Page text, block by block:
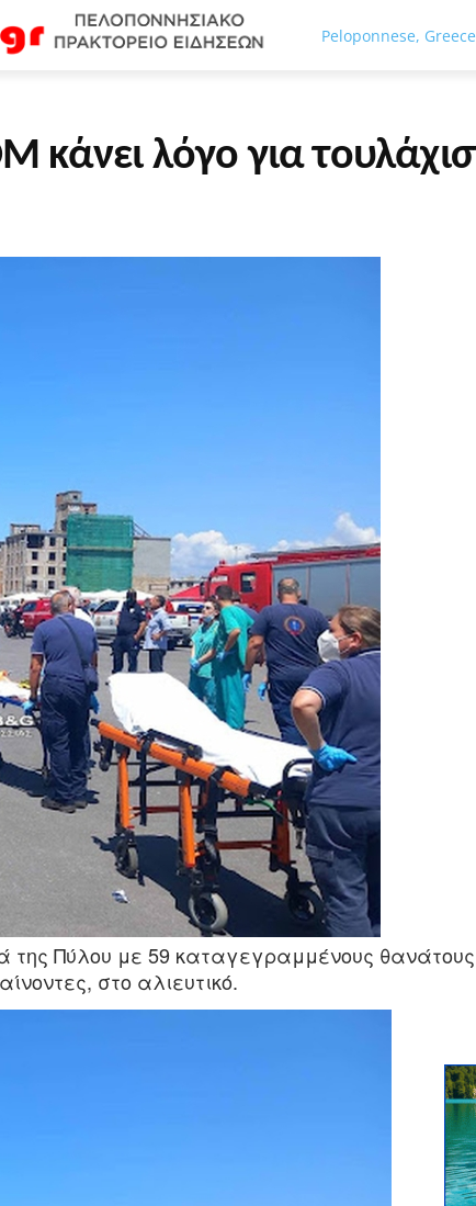
ΠΟΛΙΤΙΣΜΟΣ ΚΟΙΝΩΝΙΑ ΤΟΥΡΙΣΜΟΣ
Peloponnese, Greece
λόγο για
της Πύλου με 59 καταγεγραμμένους
στο αλιευτικό.